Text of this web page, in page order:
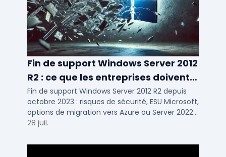
Fin de support Windows Server 2012
R2 : ce que les entreprises doivent
savoir
Fin de support Windows Server 2012 R2 depuis
octobre 2023 : risques de sécurité, ESU Microsoft,
options de migration vers Azure ou Server 2022
pour TPE, PME et ETI.
28 juil.